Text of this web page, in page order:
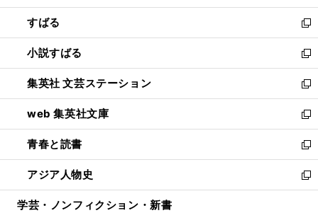
開
く
ウ
で
開
く
ン
ド
ウ
で
開
く
すばる
新
し
い
ウ
ィ
ン
ド
ウ
で
開
く
小説すばる
新
し
い
ウ
ィ
ン
ド
ウ
で
開
集英社 文芸ステーション
新
し
い
ウ
ィ
ン
ド
ウ
web 集英社文庫
新
し
い
ウ
ィ
ン
青春と読書
新
し
い
ウ
アジア人物史
新
し
学芸・ノンフィクション・新書